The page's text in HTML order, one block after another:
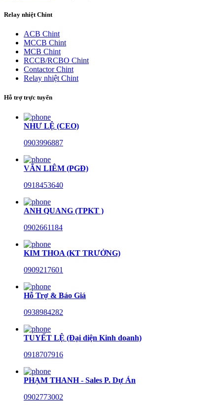
Relay nhiệt Chint
ACB Chint
MCCB Chint
MCB Chint
RCCB/RCBO Chint
Contactor Chint
Relay nhiệt Chint
Hỗ trợ trực tuyến
NHƯ LỆ (CEO)
0903996887
VĂN LIÊM (PGĐ)
0918453640
ANH QUANG (TPKT )
0902661184
KIM THOA (KT TRƯỞNG)
0909217601
Hỗ Trợ & Báo Giá
0938984282
TUYẾT LỆ (Đại diện Kinh doanh)
0918707916
PHẠM THANH - Sales P. Dự Án
0902773002